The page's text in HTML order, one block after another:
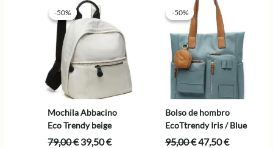
-50%
-50%
Mochila Abbacino
Eco Trendy beige
79,00€El
39,50€El
-50%
-50%
Bolso de hombro
EcoTtrendy Iris / Blue
95,00€El
47,50€El